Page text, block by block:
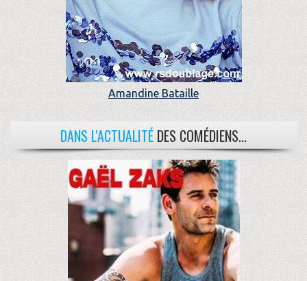
Amandine Bataille
DANS L'ACTUALITÉ DES COMÉDIENS...